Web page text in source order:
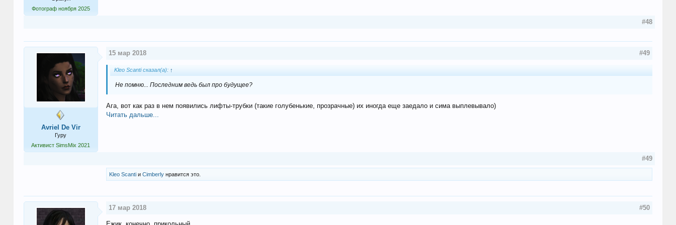
Фотограф ноября 2025
#48
Avriel De Vir
Гуру
Активист SimsMix 2021
15 мар 2018 #49
Kleo Scanti сказал(а): ↑
Не помню... Последним ведь был про будущее?
Ага, вот как раз в нем появились лифты-трубки (такие голубенькие, прозрачные) их иногда еще заедало и сима выплевывало)
Читать дальше...
#49
Kleo Scantiи Cimberlyнравится это.
17 мар 2018 #50